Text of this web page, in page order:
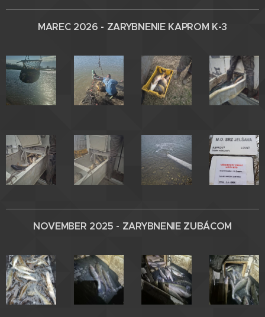
MAREC 2026 - ZARYBNENIEKAPROM K-3
NOVEMBER 2025 - ZARYBNENIEZUBÁCOM